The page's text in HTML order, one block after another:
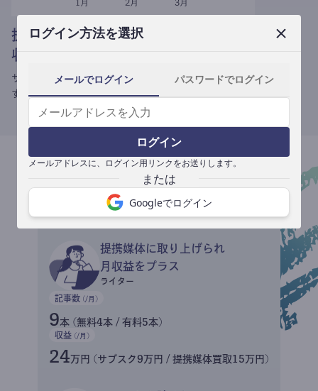
ログイン方法を選択
メールでログイン パスワードでログイン
ログイン
メールアドレスに、ログイン用リンクをお送りします。
Googleでログイン
提携媒体による記事買い取りで
収益がプラスされる
サブスク収益にメディアへの記事提供の売り上げをプラスできま
す。
収益イメージ
提携媒体に取り上げられ
月収益をプラス
ライター
記事数 (/月)
9本 (無料4本 / 有料5本)
収益 (/月)
24万円 (サブスク9万円 / 提携媒体買取15万円)